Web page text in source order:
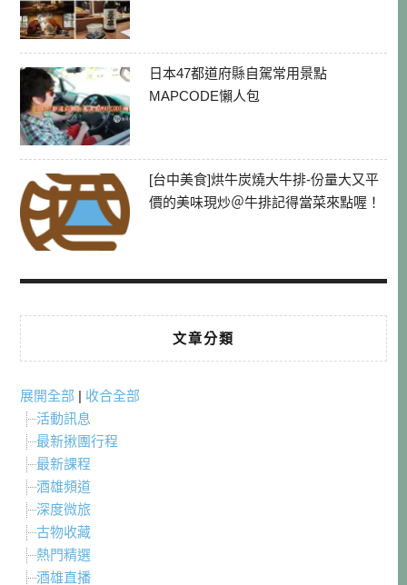
日本47都道府縣自駕常用景點
MAPCODE懶人包
[台中美食]烘牛炭燒大牛排-份量大又平
價的美味現炒＠牛排記得當菜來點喔！
文章分類
展開全部 | 收合全部
活動訊息
最新揪團行程
最新課程
酒雄頻道
深度微旅
古物收藏
熱門精選
酒雄直播